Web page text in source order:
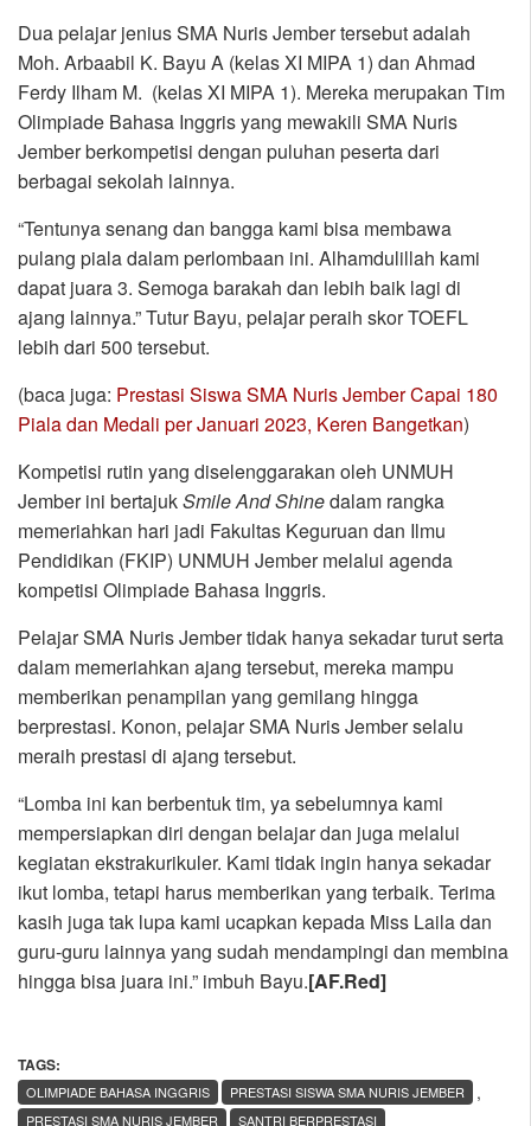
Dua pelajar jenius SMA Nuris Jember tersebut adalah
Moh. Arbaabil K. Bayu A (kelas XI MIPA 1) dan Ahmad
Ferdy Ilham M. (kelas XI MIPA 1). Mereka merupakan Tim
Olimpiade Bahasa Inggris yang mewakili SMA Nuris
Jember berkompetisi dengan puluhan peserta dari
berbagai sekolah lainnya.
“Tentunya senang dan bangga kami bisa membawa
pulang piala dalam perlombaan ini. Alhamdulillah kami
dapat juara 3. Semoga barakah dan lebih baik lagi di
ajang lainnya.” Tutur Bayu, pelajar peraih skor TOEFL
lebih dari 500 tersebut.
(baca juga: Prestasi Siswa SMA Nuris Jember Capai 180
Piala dan Medali per Januari 2023, Keren Bangetkan)
Kompetisi rutin yang diselenggarakan oleh UNMUH
Jember ini bertajukSmile And Shinedalam rangka
memeriahkan hari jadi Fakultas Keguruan dan Ilmu
Pendidikan (FKIP) UNMUH Jember melalui agenda
kompetisi Olimpiade Bahasa Inggris.
Pelajar SMA Nuris Jember tidak hanya sekadar turut serta
dalam memeriahkan ajang tersebut, mereka mampu
memberikan penampilan yang gemilang hingga
berprestasi. Konon, pelajar SMA Nuris Jember selalu
meraih prestasi di ajang tersebut.
“Lomba ini kan berbentuk tim, ya sebelumnya kami
mempersiapkan diri dengan belajar dan juga melalui
kegiatan ekstrakurikuler. Kami tidak ingin hanya sekadar
ikut lomba, tetapi harus memberikan yang terbaik. Terima
kasih juga tak lupa kami ucapkan kepada Miss Laila dan
guru-guru lainnya yang sudah mendampingi dan membina
hingga bisa juara ini.” imbuh Bayu.[AF.Red]
TAGS:
,
OLIMPIADE BAHASA INGGRIS
PRESTASI SISWA SMA NURIS JEMBER
PRESTASI SMA NURIS JEMBER
SANTRI BERPRESTASI